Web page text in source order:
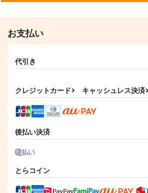
在処ーありどころー
330円（税込）
澄野拓海×柏宮カルア
作品詳細
King of Ice
787円（税込）
作品詳細
472
ユーリ!!! on ICE
ヴィクトル×勝生勇利
サンプル
お支払い
代引き
クレジットカード キャッシュレス決済
後払い決済
とらコイン